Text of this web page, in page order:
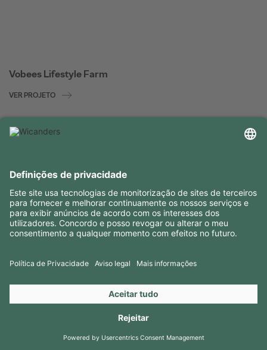
Vobees Lifestyle Farm
VER PROJETO
CONTACTOS
SIGA-NOS EM
Copyright 2026 © Amorim Cork Solutions. All rights reserved.
byWebcomum